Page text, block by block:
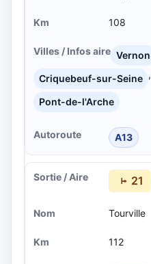
108
Vernon
Criquebeuf-sur-Seine ,
Pont-de-l'Arche
A13
21
Tourville
112